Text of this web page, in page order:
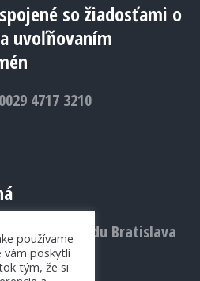
so žiadosťami o
uvoľňovaním
4717 3210
Mestského súdu Bratislava
používame
vám poskytli
tým, že si